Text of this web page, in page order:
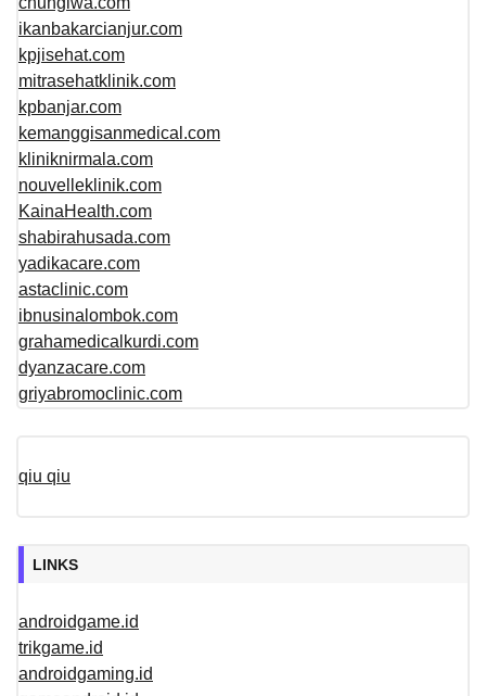
ikanbakarcianjur.com
kpjisehat.com
mitrasehatklinik.com
kpbanjar.com
kemanggisanmedical.com
kliniknirmala.com
nouvelleklinik.com
KainaHealth.com
shabirahusada.com
yadikacare.com
astaclinic.com
ibnusinalombok.com
grahamedicalkurdi.com
dyanzacare.com
griyabromoclinic.com
qiu qiu
LINKS
androidgame.id
trikgame.id
androidgaming.id